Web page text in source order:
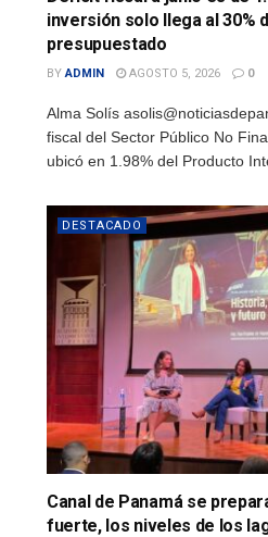
inversión solo llega al 30%
presupuestado
BY ADMIN AGOSTO 5, 2026 0
Alma Solís
fiscal del Sector Público No
ubicó en 1.98% del Producto
DESTACADO
Canal de Panamá se
fuerte, los niveles de los